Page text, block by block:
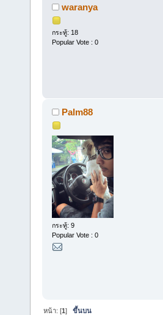
waranya
กระทู้: 18
Popular Vote : 0
Palm88
กระทู้: 9
Popular Vote : 0
หน้า: [1]ขึ้นบน